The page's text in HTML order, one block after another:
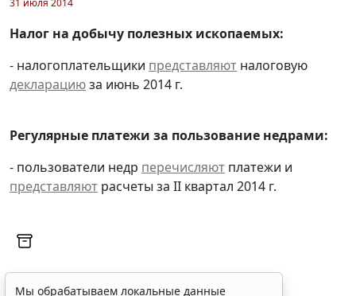
Налог на добычу полезных ископаемых:
- налогоплательщики представляют налоговую
декларациюза июнь 2014 г.
Регулярные платежи за пользование недрами:
- пользователи недр перечисляют платежи и
представляют расчеты за II квартал 2014 г.
Мы обрабатываем локальные данные